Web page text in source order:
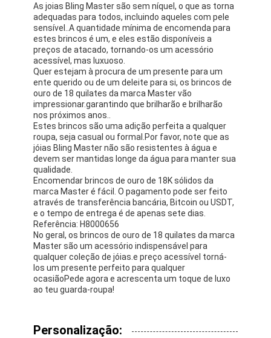
As joias Bling Master são sem níquel, o que as torna
adequadas para todos, incluindo aqueles com pele
sensível..A quantidade mínima de encomenda para
estes brincos é um, e eles estão disponíveis a
preços de atacado, tornando-os um acessório
acessível, mas luxuoso.
Quer estejam à procura de um presente para um
ente querido ou de um deleite para si, os brincos de
ouro de 18 quilates da marca Master vão
impressionar.garantindo que brilharão e brilharão
nos próximos anos..
Estes brincos são uma adição perfeita a qualquer
roupa, seja casual ou formal.Por favor, note que as
jóias Bling Master não são resistentes à água e
devem ser mantidas longe da água para manter sua
qualidade.
Encomendar brincos de ouro de 18K sólidos da
marca Master é fácil. O pagamento pode ser feito
através de transferência bancária, Bitcoin ou USDT,
e o tempo de entrega é de apenas sete dias.
Referência: H8000656
No geral, os brincos de ouro de 18 quilates da marca
Master são um acessório indispensável para
qualquer coleção de jóias.e preço acessível torná-
los um presente perfeito para qualquer
ocasiãoPede agora e acrescenta um toque de luxo
ao teu guarda-roupa!
Personalização: